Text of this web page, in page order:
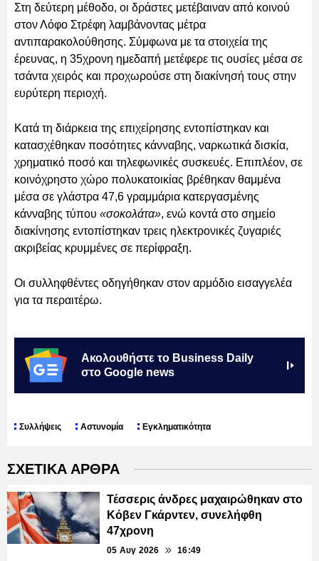
Στη δεύτερη μέθοδο, οι δράστες μετέβαιναν από κοινού
στον Λόφο Στρέφη λαμβάνοντας μέτρα
αντιπαρακολούθησης. Σύμφωνα με τα στοιχεία της
έρευνας, η 35χρονη ημεδαπή μετέφερε τις ουσίες μέσα σε
τσάντα χειρός και προχωρούσε στη διακίνησή τους στην
ευρύτερη περιοχή.
Κατά τη διάρκεια της επιχείρησης εντοπίστηκαν και
κατασχέθηκαν ποσότητες κάνναβης, ναρκωτικά δισκία,
χρηματικό ποσό και τηλεφωνικές συσκευές. Επιπλέον, σε
κοινόχρηστο χώρο πολυκατοικίας βρέθηκαν θαμμένα
μέσα σε γλάστρα 47,6 γραμμάρια κατεργασμένης
κάνναβης τύπου «σοκολάτα», ενώ κοντά στο σημείο
διακίνησης εντοπίστηκαν τρεις ηλεκτρονικές ζυγαριές
ακριβείας κρυμμένες σε περίφραξη.
Οι συλληφθέντες οδηγήθηκαν στον αρμόδιο εισαγγελέα
για τα περαιτέρω.
Ακολουθήστε το Business Daily
στο Google news
Συλλήψεις Αστυνομία Εγκληματικότητα
ΣΧΕΤΙΚΑ ΑΡΘΡΑ
Τέσσερις άνδρες μαχαιρώθηκαν στο
Κόβεν Γκάρντεν, συνελήφθη
47χρονη
05 Αυγ 2026 16:49